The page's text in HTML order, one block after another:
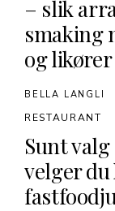
– slik
smaking
og
BELLA LANGLI
Sunt
velger
RESTAURANT